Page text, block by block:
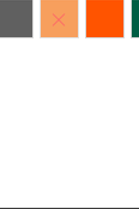
Gris Oscuro
Naranja